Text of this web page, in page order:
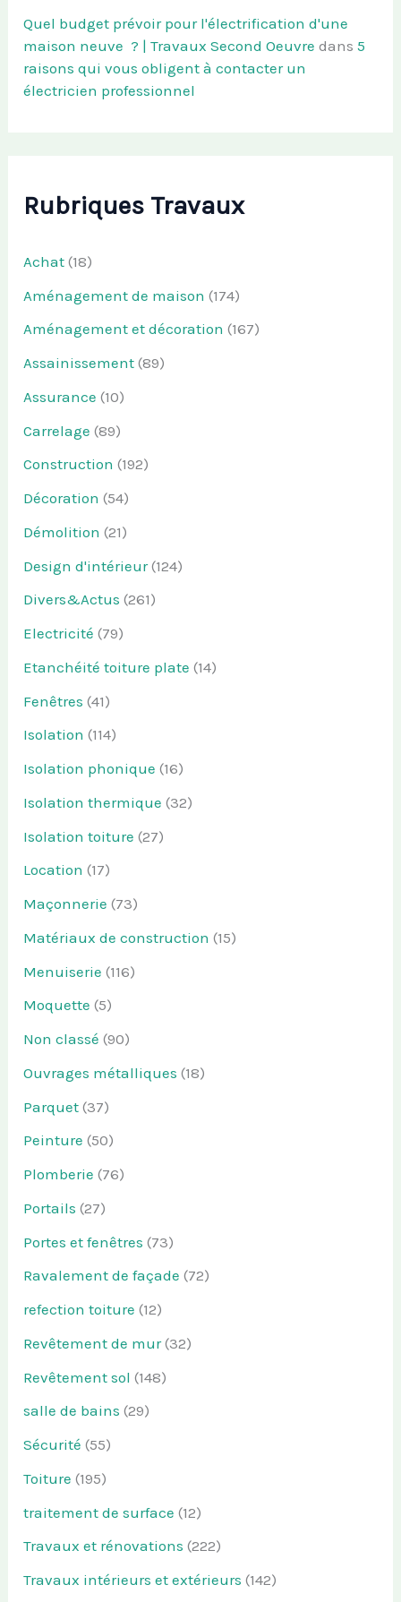
Quel budget prévoir pour l'électrification d'une
maison neuve ? | Travaux Second Oeuvre dans5
raisons qui vous obligent à contacter un
électricien professionnel
Rubriques Travaux
Achat (18)
Aménagement de maison (174)
Aménagement et décoration (167)
Assainissement (89)
Assurance (10)
Carrelage (89)
Construction (192)
Décoration (54)
Démolition (21)
Design d'intérieur(124)
Divers&Actus (261)
Electricité (79)
Etanchéité toiture plate (14)
Fenêtres (41)
Isolation (114)
Isolation phonique (16)
Isolation thermique (32)
Isolation toiture (27)
Location (17)
Maçonnerie (73)
Matériaux de construction (15)
Menuiserie (116)
Moquette (5)
Non classé (90)
Ouvrages métalliques (18)
Parquet (37)
Peinture (50)
Plomberie (76)
Portails (27)
Portes et fenêtres (73)
Ravalement de façade (72)
refection toiture (12)
Revêtement de mur(32)
Revêtement sol (148)
salle de bains (29)
Sécurité (55)
Toiture (195)
traitement de surface (12)
Travaux et rénovations (222)
Travaux intérieurs et extérieurs (142)